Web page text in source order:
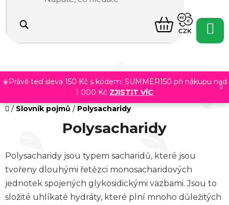
obsah
☀️Právě teď sleva 150 Kč s kódem: SUMMER150 při nákupu nad
1 000 Kč ZJISTIT VÍC
NÁKUPNÍ
KOŠÍK
CZK
Domů
/ Slovník pojmů / Polysacharidy
Polysacharidy
Polysacharidy jsou typem sacharidů, které jsou
tvořeny dlouhými řetězci monosacharidových
jednotek spojených glykosidickými vazbami. Jsou to
složité uhlíkaté hydráty, které plní mnoho důležitých